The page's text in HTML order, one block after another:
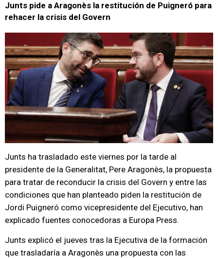
Junts pide a Aragonès la restitución de Puigneró para
rehacer la crisis del Govern
Junts ha trasladado este viernes por la tarde al
presidente de la Generalitat, Pere Aragonès, la propuesta
para tratar de reconducir la crisis del Govern y entre las
condiciones que han planteado piden la restitución de
Jordi Puigneró como vicepresidente del Ejecutivo, han
explicado fuentes conocedoras a Europa Press.
Junts explicó el jueves tras la Ejecutiva de la formación
que trasladaría a Aragonès una propuesta con las